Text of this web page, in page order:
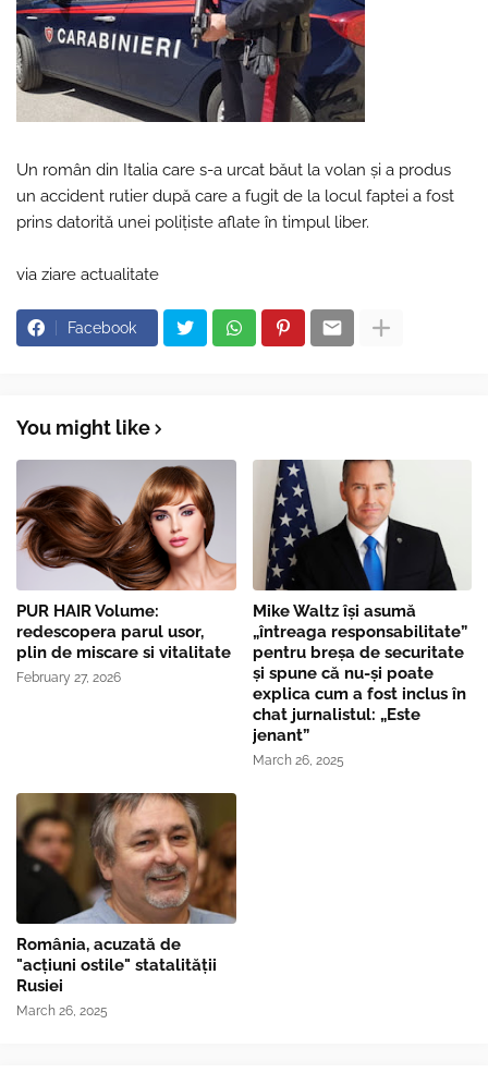
Un român din Italia care s-a urcat băut la volan și a produs
un accident rutier după care a fugit de la locul faptei a fost
prins datorită unei polițiste aflate în timpul liber.
via ziare actualitate
Facebook
You might like
PUR HAIR Volume:
redescopera parul usor,
plin de miscare si vitalitate
February 27, 2026
Mike Waltz îşi asumă
„întreaga responsabilitate”
pentru breşa de securitate
și spune că nu-și poate
explica cum a fost inclus în
chat jurnalistul: „Este
jenant”
March 26, 2025
România, acuzată de
"acțiuni ostile" statalității
Rusiei
March 26, 2025